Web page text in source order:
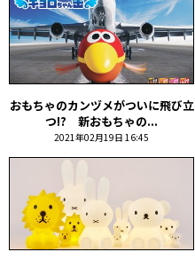
おもちゃのカンヅメがついに飛び立
つ!? 新おもちゃの...
2021年02月19日 16:45